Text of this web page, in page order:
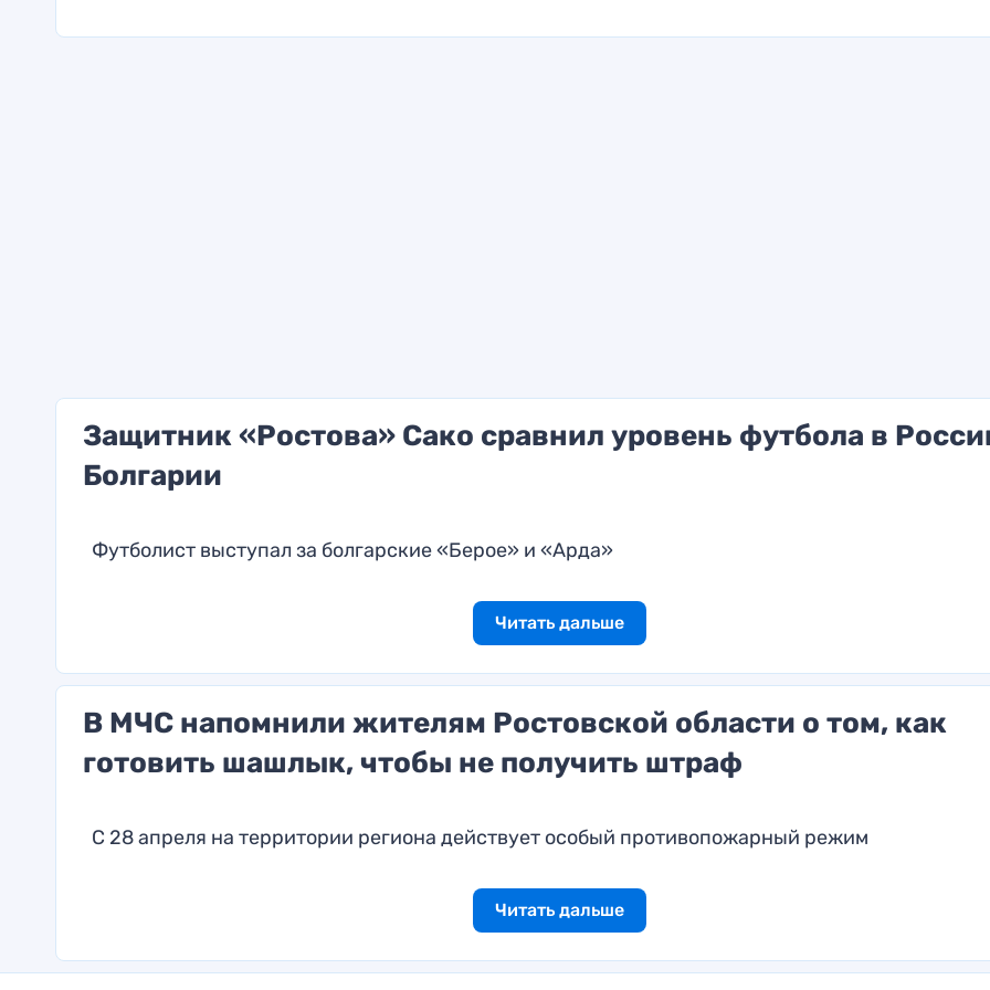
Защитник «Ростова» Сако сравнил уровень футбола в
Болгарии
Футболист выступал за болгарские «Берое» и «Арда»
Читать дальше
В МЧС напомнили жителям Ростовской области о том, как
готовить шашлык, чтобы не получить штраф
С 28 апреля на территории региона действует особый противопожарный режим
Читать дальше